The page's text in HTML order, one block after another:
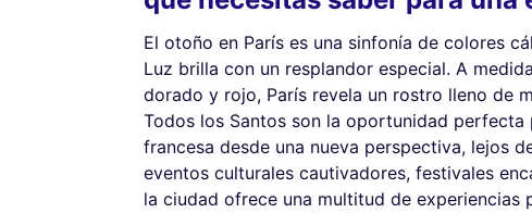
El otoño en París es una sinfonía de colores
Luz brilla con un resplandor especial. A
dorado y rojo, París revela un rostro lleno de
Todos los Santos son la oportunidad
francesa desde una nueva perspectiva, lejos
eventos culturales cautivadores, festivales
la ciudad ofrece una multitud de experiencias